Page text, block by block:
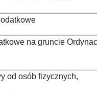
na gruncie
od osób fizycznych,